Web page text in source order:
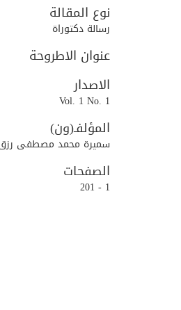
نوع المقالة
رسالة دكتوراة
عنوان الاطروحة
الاصدار
Vol. 1 No. 1
المؤلفـ(ون)
سميرة محمد مصطفى
الصفحات
1 - 201